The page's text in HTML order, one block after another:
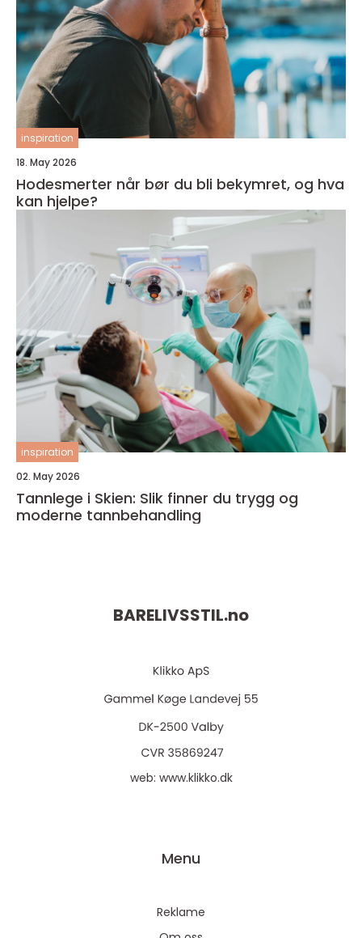
inspiration
18. May 2026
Hodesmerter når bør du bli bekymret, og hva
kan hjelpe?
inspiration
02. May 2026
Tannlege i Skien: Slik finner du trygg og
moderne tannbehandling
BARELIVSSTIL.no
web: www.klikko.dk
Menu
Reklame